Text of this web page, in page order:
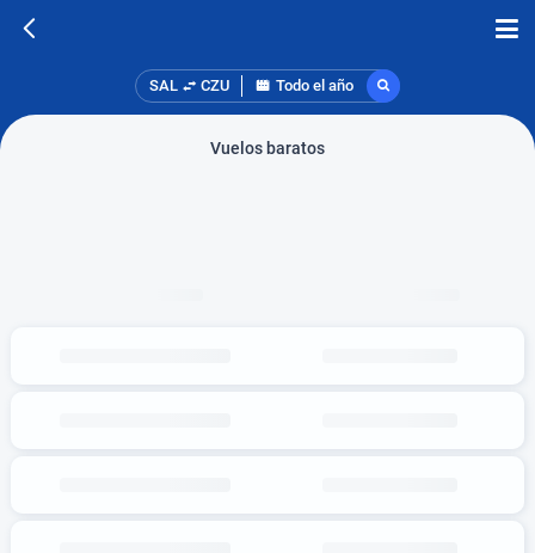
SAL CZU Todo el año
Vuelos baratos